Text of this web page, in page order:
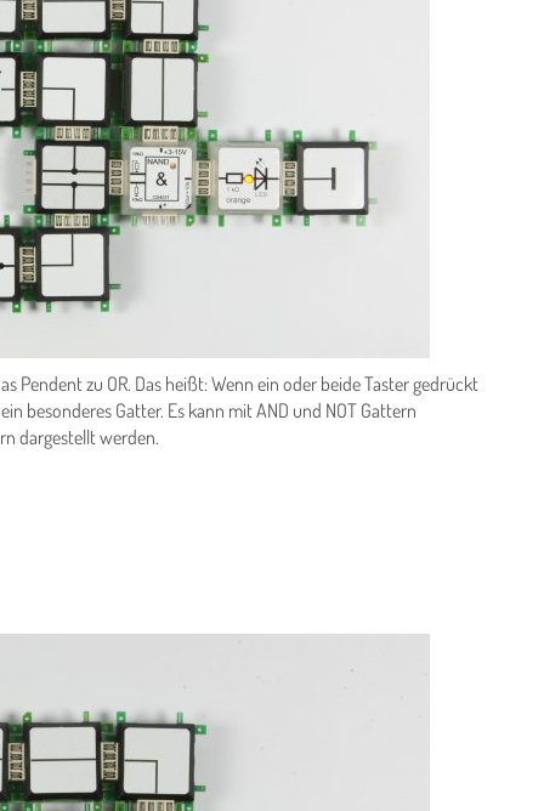
Pendent zu OR. Das heißt: Wenn ein oder beide Taster gedrückt
besonderes Gatter. Es kann mit AND und NOT Gattern
dargestellt werden.